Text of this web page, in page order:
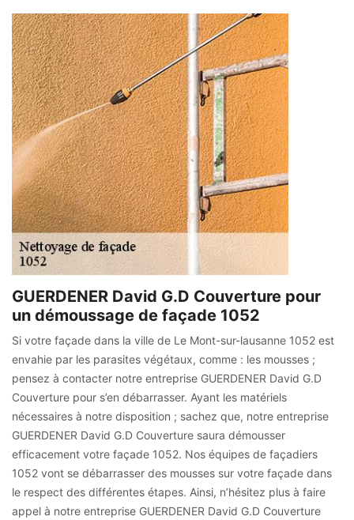
GUERDENER David G.D Couverture pour
un démoussage de façade 1052
Si votre façade dans la ville de Le Mont-sur-lausanne 1052 est
envahie par les parasites végétaux, comme : les mousses ;
pensez à contacter notre entreprise GUERDENER David G.D
Couverture pour s’en débarrasser. Ayant les matériels
nécessaires à notre disposition ; sachez que, notre entreprise
GUERDENER David G.D Couverture saura démousser
efficacement votre façade 1052. Nos équipes de façadiers
1052 vont se débarrasser des mousses sur votre façade dans
le respect des différentes étapes. Ainsi, n’hésitez plus à faire
appel à notre entreprise GUERDENER David G.D Couverture